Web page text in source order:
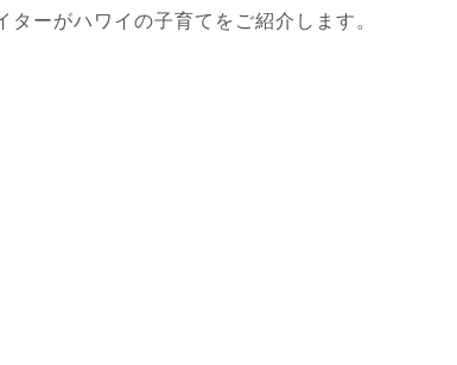
ーがハワイの子育てをご紹介します。